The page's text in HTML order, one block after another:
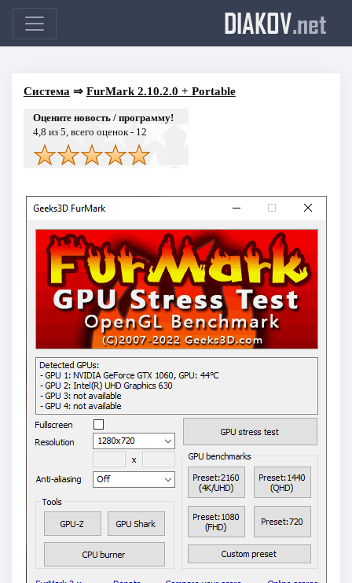
DIAKOV.net
Система ⇒ FurMark 2.10.2.0 + Portable
Оцените новость / программу!
4,8 из 5, всего оценок - 12